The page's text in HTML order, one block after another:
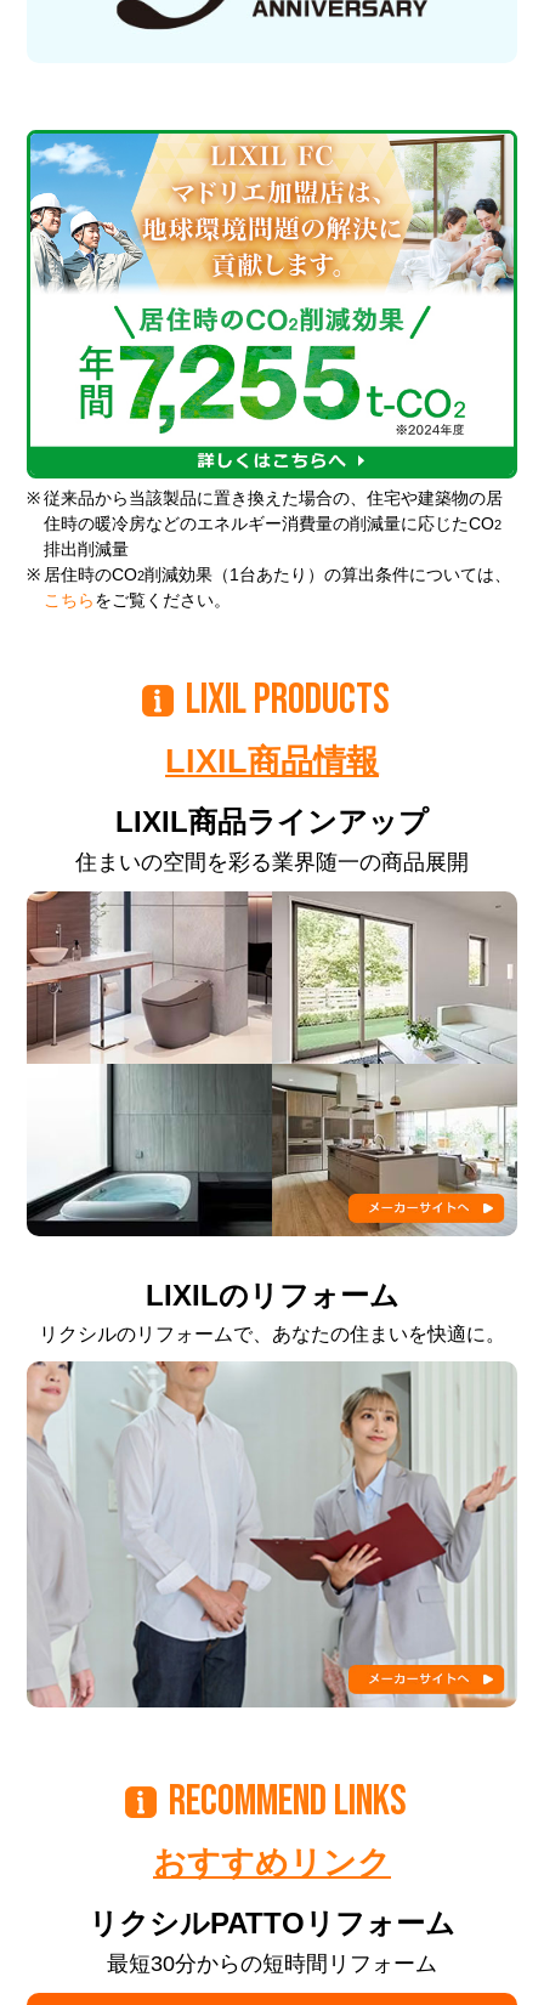
※ 従来品から当該製品に置き換えた場合の、住宅や建築物の居
住時の暖冷房などのエネルギー消費量の削減量に応じたCO2
排出削減量
※ 居住時のCO2削減効果（1台あたり）の算出条件については、
こちら をご覧ください。
LIXIL PRODUCTS
LIXIL商品情報
LIXIL商品ラインアップ
住まいの空間を彩る業界随一の商品展開
LIXILのリフォーム
リクシルのリフォームで、あなたの住まいを快適に。
RECOMMEND LINKS
おすすめリンク
リクシルPATTOリフォーム
最短30分からの短時間リフォーム